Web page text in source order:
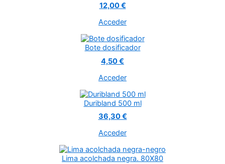
12,00 €
Acceder
Bote dosificador
4,50 €
Acceder
Duribland 500 ml
36,30 €
Acceder
Lima acolchada negra. 80X80